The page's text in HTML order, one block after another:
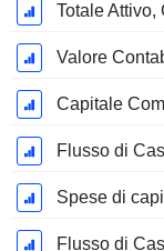
Totale Attivo,
Valore
Capitale
Flusso di
Spese di